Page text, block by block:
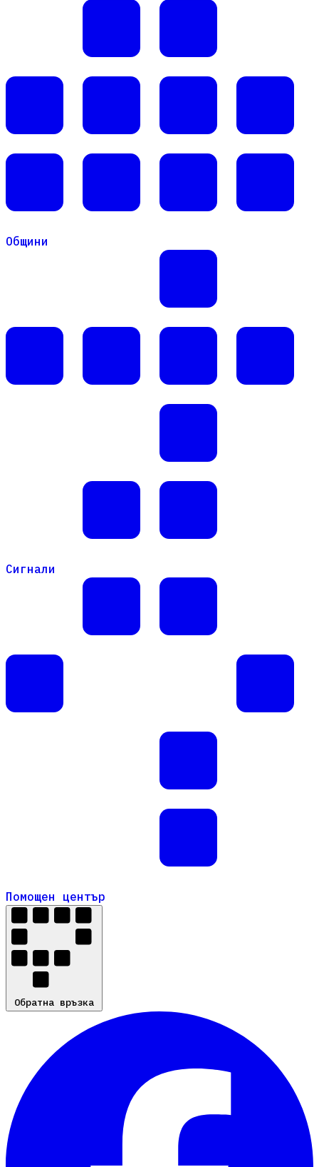
Общини
Сигнали
Помощен център
Помощен център
Обратна връзка
Обратна връзка